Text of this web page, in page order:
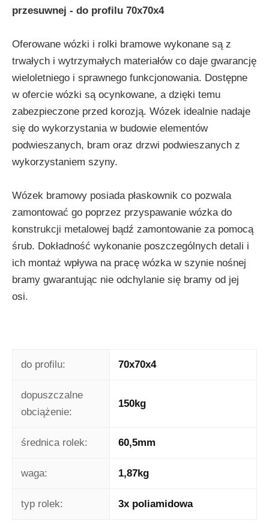
przesuwnej - do profilu 70x70x4
Oferowane wózki i rolki bramowe wykonane są z
trwałych i wytrzymałych materiałów co daje gwarancję
wieloletniego i sprawnego funkcjonowania. Dostępne
w ofercie wózki są ocynkowane, a dzięki temu
zabezpieczone przed korozją. Wózek idealnie nadaje
się do wykorzystania w budowie elementów
podwieszanych, bram oraz drzwi podwieszanych z
wykorzystaniem szyny.
Wózek bramowy posiada płaskownik co pozwala
zamontować go poprzez przyspawanie wózka do
konstrukcji metalowej bądź zamontowanie za pomocą
śrub. Dokładność wykonanie poszczególnych detali i
ich montaż wpływa na pracę wózka w szynie nośnej
bramy gwarantując nie odchylanie się bramy od jej
osi.
do profilu: 70x70x4
dopuszczalne
obciążenie:
150kg
średnica rolek: 60,5mm
waga: 1,87kg
typ rolek: 3x poliamidowa